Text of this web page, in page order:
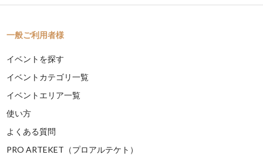
一般ご利用者様
イベントを探す
イベントカテゴリ一覧
イベントエリア一覧
使い方
よくある質問
PRO ARTEKET（プロアルテケト）